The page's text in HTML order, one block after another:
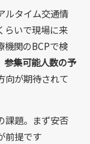
ルタイム交通情
らいで現場に来
機関のBCPで検
参集可能人数の予
向が期待されて
課題。まず安否
前提です